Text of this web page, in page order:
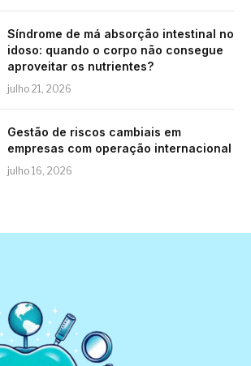
Síndrome de má absorção intestinal no
idoso: quando o corpo não consegue
aproveitar os nutrientes?
julho 21, 2026
Gestão de riscos cambiais em
empresas com operação internacional
julho 16, 2026